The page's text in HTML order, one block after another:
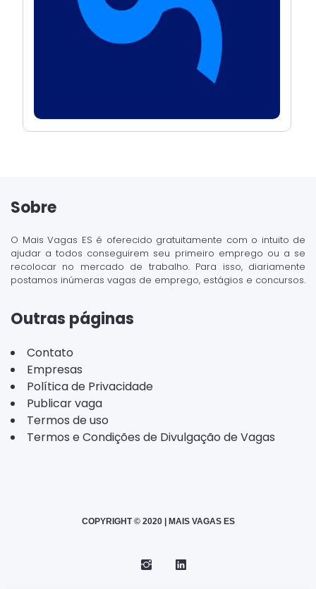
Sobre
O Mais Vagas ES é oferecido gratuitamente com o intuito de
ajudar a todos conseguirem seu primeiro emprego ou a se
recolocar no mercado de trabalho. Para isso, diariamente
postamos inúmeras vagas de emprego, estágios e concursos.
Outras páginas
Contato
Empresas
Política de Privacidade
Publicar vaga
Termos de uso
Termos e Condições de Divulgação de Vagas
COPYRIGHT © 2020 | MAIS VAGAS ES
Instagram
Telegram
LinkedIn